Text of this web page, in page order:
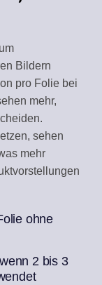
Bildern
pro Folie bei
mehr,
sehen
mehr
ohne
2 bis 3